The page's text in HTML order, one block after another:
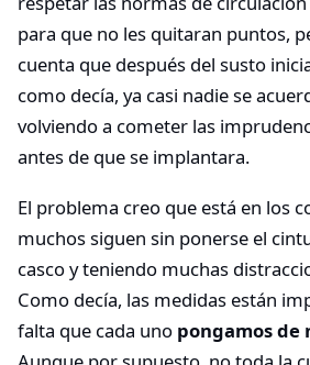
para que no les quitaran puntos,
cuenta que después del susto
como decía, ya casi nadie se
volviendo a cometer las
antes de que se implantara.
El problema creo que está en los
muchos siguen sin ponerse el
casco y teniendo muchas
Como decía, las medidas están
falta que cada uno pongamos